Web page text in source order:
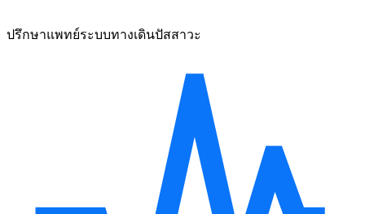
ปรึกษาแพทย์ระบบทางเดินปัสสาวะ